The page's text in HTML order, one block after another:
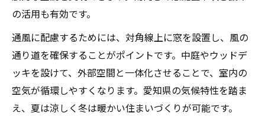
の活用も有効です。
通風に配慮するためには、対角線上に窓を設置し、風の
通り道を確保することがポイントです。中庭やウッドデ
ッキを設けて、外部空間と一体化させることで、室内の
空気が循環しやすくなります。愛知県の気候特性を踏ま
え、夏は涼しく冬は暖かい住まいづくりが可能です。